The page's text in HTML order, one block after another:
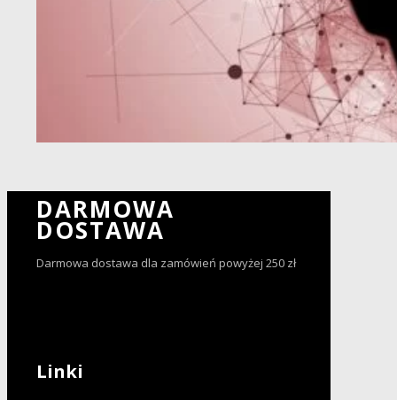
DARMOWA
DOSTAWA
Darmowa dostawa dla zamówień powyżej 250 zł
Linki